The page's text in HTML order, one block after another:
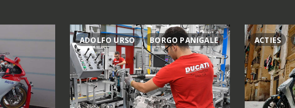
ADOLFO URSO BORGO PANIGALE ACTIES